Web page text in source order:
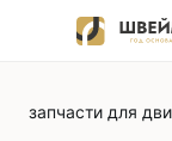
запчасти для